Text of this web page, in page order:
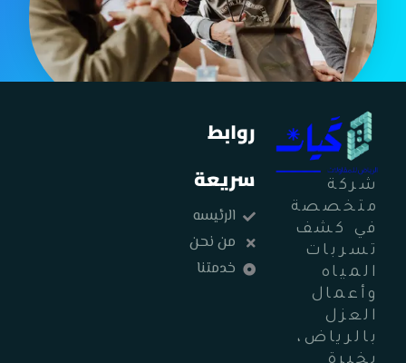
شركة
متخصصة
في كشف
تسربات
المياه
وأعمال
العزل
بالرياض،
روابط
سريعة
الرئيسه
من نحن
خدمتنا